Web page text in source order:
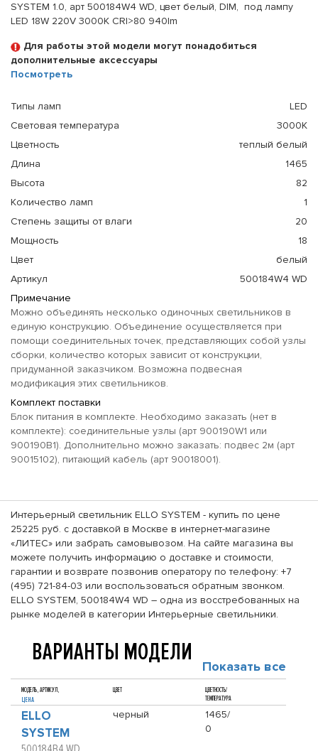
SYSTEM 1.0, арт 500184W4 WD, цвет белый, DIM, под лампу
LED 18W 220V 3000K CRI>80 940lm
Для работы этой модели могут понадобиться
дополнительные аксессуары
Посмотреть
Типы ламп
LED
Световая температура
3000К
Цветность
теплый белый
Длина
1465
Высота
82
Количество ламп
1
Степень защиты от влаги
20
Мощность
18
Цвет
белый
Артикул
500184W4 WD
Примечание
Можно объединять несколько одиночных светильников в
единую конструкцию. Объединение осуществляется при
помощи соединительных точек, представляющих собой узлы
сборки, количество которых зависит от конструкции,
придуманной заказчиком. Возможна подвесная
модификация этих светильников.
Комплект поставки
Блок питания в комплекте. Необходимо заказать (нет в
комплекте): соединительные узлы (арт 900190W1 или
900190B1). Дополнительно можно заказать: подвес 2м (арт
90015102), питающий кабель (арт 90018001).
Интерьерный светильник ELLO SYSTEM - купить по цене
25225 руб. с доставкой в Москве в интернет-магазине
«ЛИТЕС» или забрать самовывозом. На сайте магазина вы
можете получить информацию о доставке и стоимости,
гарантии и возврате позвонив оператору по телефону: +7
(495) 721-84-03 или воспользоваться обратным звонком.
ELLO SYSTEM, 500184W4 WD – одна из восстребованных на
рынке моделей в категории Интерьерные светильники.
ВАРИАНТЫ МОДЕЛИ Показать все
МОДЕЛЬ, АРТИКУЛ,
ЦЕНА
ЦВЕТ
ЦВЕТНОСТЬ/
ТЕМПЕРАТУРА
ELLO
SYSTEM
черный
1465/
0